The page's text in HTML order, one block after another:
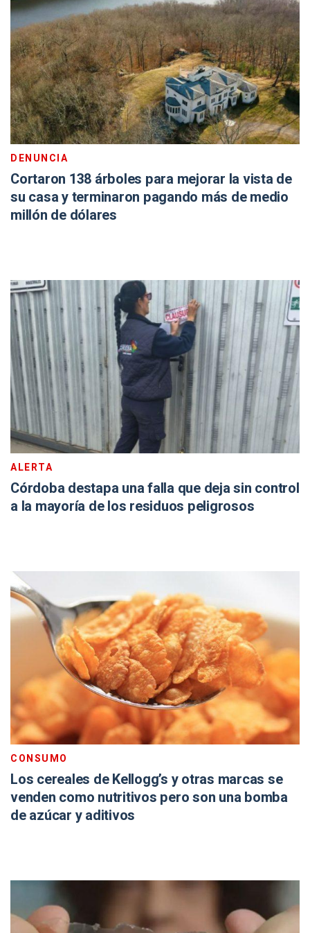
DENUNCIA
Cortaron 138 árboles para mejorar la vista de
su casa y terminaron pagando más de medio
millón de dólares
ALERTA
Córdoba destapa una falla que deja sin control
a la mayoría de los residuos peligrosos
CONSUMO
Los cereales de Kellogg’s y otras marcas se
venden como nutritivos pero son una bomba
de azúcar y aditivos